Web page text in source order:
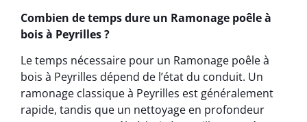
Combien de temps dure un Ramonage poêle à
bois à Peyrilles ?
Le temps nécessaire pour un Ramonage poêle à
bois à Peyrilles dépend de l’état du conduit. Un
ramonage classique à Peyrilles est généralement
rapide, tandis que un nettoyage en profondeur